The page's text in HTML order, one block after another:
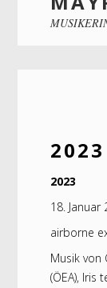
2023
2023
18. Januar
airborne
Musik von
(ÖEA), Iris